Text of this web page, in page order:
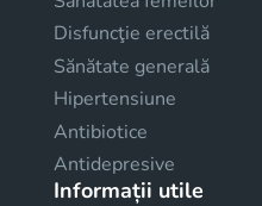
Disfuncţie erectilă
Sănătate generală
Hipertensiune
Antibiotice
Antidepresive
Informații utile